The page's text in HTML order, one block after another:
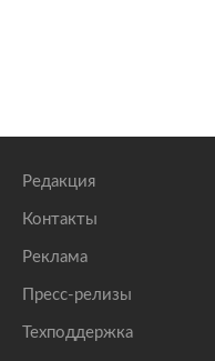
Редакция
Контакты
Реклама
Пресс-релизы
Техподдержка